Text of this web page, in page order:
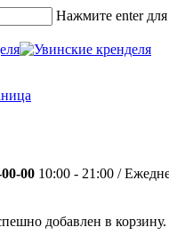
Нажмите enter
00 10:00 - 21:00 /
добавлен в корзину.